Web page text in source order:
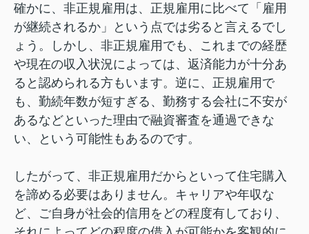
確かに、非正規雇用は、正規雇用に比べて「雇用
が継続されるか」という点では劣ると言えるでし
ょう。しかし、非正規雇用でも、これまでの経歴
や現在の収入状況によっては、返済能力が十分あ
ると認められる方もいます。逆に、正規雇用で
も、勤続年数が短すぎる、勤務する会社に不安が
あるなどといった理由で融資審査を通過できな
い、という可能性もあるのです。
したがって、非正規雇用だからといって住宅購入
を諦める必要はありません。キャリアや年収な
ど、ご自身が社会的信用をどの程度有しており、